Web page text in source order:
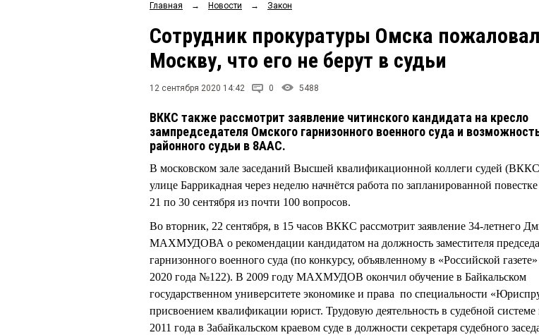
Главная → Новости → Закон
Сотрудник прокуратуры Омска
Москву, что его не берут в судьи
12 сентября 2020 14:42 0 5488
ВККС также рассмотрит заявление читинского кандидата на кресло
зампредседателя Омского гарнизонного военного суда и
районного судьи в 8ААС.
В московском зале заседаний Высшей квалификационной коллеги судей
улице Баррикадная через неделю начнётся работа по запланированной
21 по 30 сентября из почти 100 вопросов.
Во вторник, 22 сентября, в 15 часов ВККС рассмотрит заявление 34-летнего
МАХМУДОВА о рекомендации кандидатом на должность заместителя
гарнизонного военного суда (по конкурсу, объявленному в «Российской
2020 года №122). В 2009 году МАХМУДОВ окончил обучение в Байкальском
государственном университете экономике и права по специальности
присвоением квалификации юрист. Трудовую деятельность в судебной системе
2011 года в Забайкальском краевом суде в должности секретаря судебного